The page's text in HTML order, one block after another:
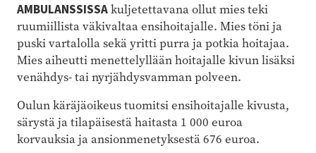
AMBULANSSISSAkuljetettavana ollut mies teki
ruumiillista väkivaltaa ensihoitajalle. Mies töni ja
puski vartalolla sekä yritti purra ja potkia hoitajaa.
Mies aiheutti menettelyllään hoitajalle kivun lisäksi
venähdys- tai nyrjähdysvamman polveen.
Oulun käräjäoikeus tuomitsi ensihoitajalle kivusta,
särystä ja tilapäisestä haitasta 1 000 euroa
korvauksia ja ansionmenetyksestä 676 euroa.